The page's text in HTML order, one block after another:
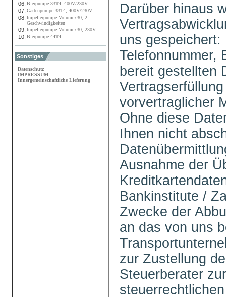
06. Bierpumpe 33T4, 400V/230V
07. Gartenpumpe 33T4, 400V/230V
08. Impellerpumpe Volumex30, 2
Geschwindigkeiten
09. Impellerpumpe Volumex30, 230V
10. Bierpumpe 44T4
Sonstiges
Datenschutz
IMPRESSUM
Innergemeinschaftliche Lieferung
Darüber hinaus
uns
Telefonnummer,
bereit gestellten
vorvertraglicher
Ohne diese
Ihnen nicht
Ausnahme der
Bankinstitute /
Zwecke der
an das von uns
zur Zustellung
Steuerberater